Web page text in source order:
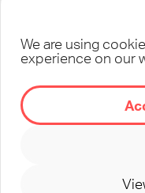
We are using
experience on our